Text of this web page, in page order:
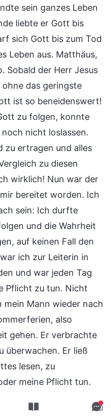
sein ganzes Leben
liebte er Gott bis
sich Gott bis zum Tod
Leben aus. Matthäus,
Sobald der Herr Jesus
das geringste
ist so beneidenswert!
zu folgen, konnte
nicht loslassen.
zu ertragen und alles
zu diesen
wirklich! Nun war der
bereitet worden. Ich
sein: Ich durfte
und die Wahrheit
auf keinen Fall den
ich zur Leiterin in
und war jeden Tag
Pflicht zu tun. Nicht
mein Mann wieder nach
also
gehen. Er verbrachte
überwachen. Er ließ
lesen, zu
meine Pflicht tun.
Kinder kümmern. Ohne